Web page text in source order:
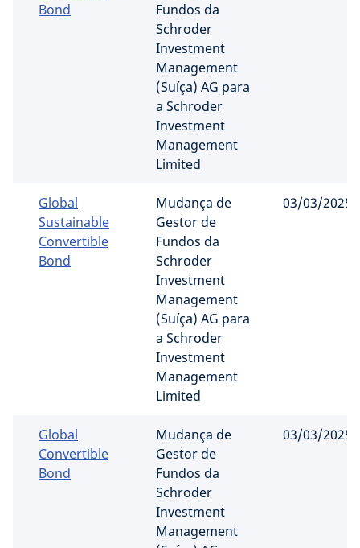
Bond
Fundos da
Schroder
Investment
Management
(Suíça) AG para
a Schroder
Investment
Management
Limited
Global
Sustainable
Convertible
Bond
Mudança de
Gestor de
Fundos da
Schroder
Investment
Management
(Suíça) AG para
a Schroder
Investment
Management
Limited
03/03/2025
Global
Convertible
Bond
Mudança de
Gestor de
Fundos da
Schroder
Investment
Management
03/03/2025